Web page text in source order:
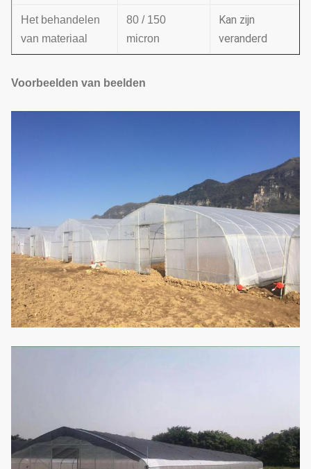
Het behandelen
van materiaal
80 / 150
micron
Kan zijn
veranderd
Voorbeelden van beelden